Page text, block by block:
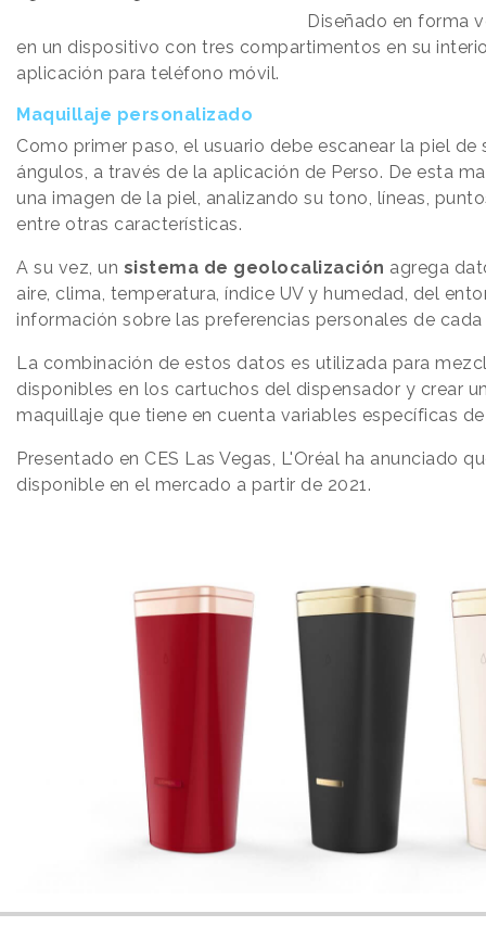
Diseñado en forma
en un dispositivo con tres compartimentos en su
aplicación para teléfono móvil.
Maquillaje personalizado
Como primer paso, el usuario debe escanear la piel
ángulos, a través de la aplicación de Perso. De esta
una imagen de la piel, analizando su tono, líneas,
entre otras características.
A su vez, un sistema de geolocalización agrega
aire, clima, temperatura, índice UV y humedad, del
información sobre las preferencias personales de cada
La combinación de estos datos es utilizada para
disponibles en los cartuchos del dispensador y crear
maquillaje que tiene en cuenta variables específicas
Presentado en CES Las Vegas, L'Oréal ha anunciado
disponible en el mercado a partir de 2021.